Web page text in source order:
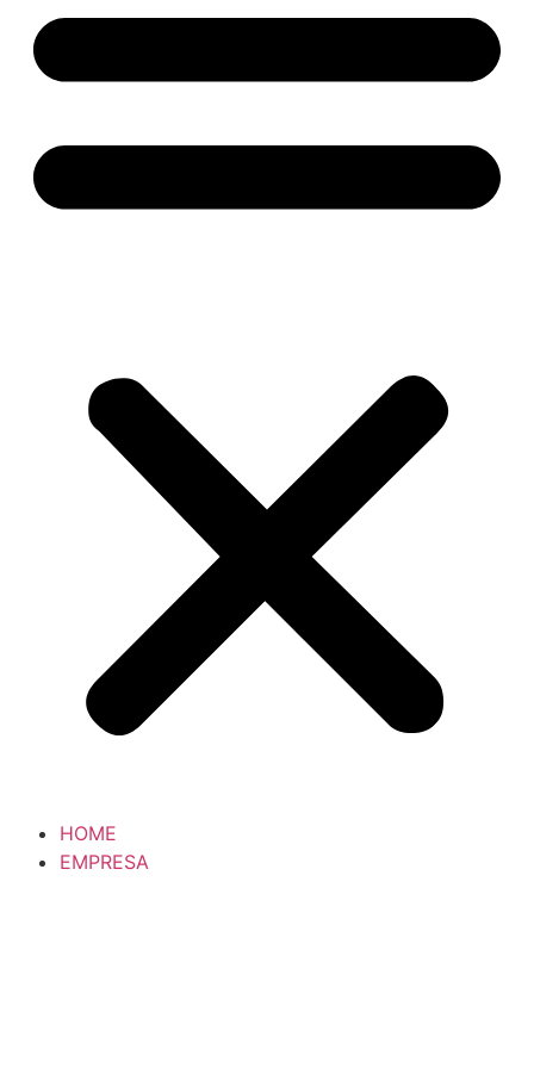
HOME
EMPRESA